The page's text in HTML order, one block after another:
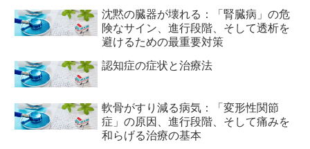
沈黙の臓器が壊れる：「腎臓病」の危
険なサイン、進行段階、そして透析を
避けるための最重要対策
認知症の症状と治療法
軟骨がすり減る病気：「変形性関節
症」の原因、進行段階、そして痛みを
和らげる治療の基本